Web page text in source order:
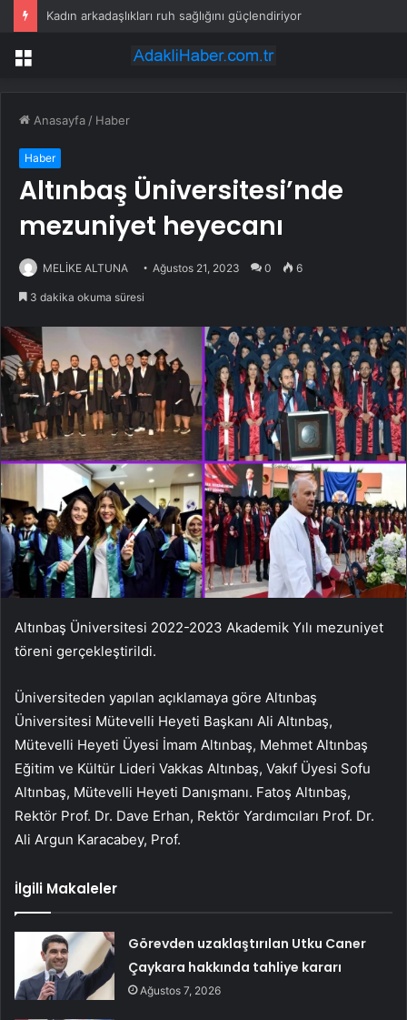
Kadın arkadaşlıkları ruh sağlığını güçlendiriyor
Menü
Anasayfa / Haber
Haber
Altınbaş Üniversitesi’nde
mezuniyet heyecanı
MELİKE ALTUNA Ağustos 21, 2023 0 6
3 dakika okuma süresi
Altınbaş Üniversitesi 2022-2023 Akademik Yılı mezuniyet
töreni gerçekleştirildi.
Üniversiteden yapılan açıklamaya göre Altınbaş
Üniversitesi Mütevelli Heyeti Başkanı Ali Altınbaş,
Mütevelli Heyeti Üyesi İmam Altınbaş, Mehmet Altınbaş
Eğitim ve Kültür Lideri Vakkas Altınbaş, Vakıf Üyesi Sofu
Altınbaş, Mütevelli Heyeti Danışmanı. Fatoş Altınbaş,
Rektör Prof. Dr. Dave Erhan, Rektör Yardımcıları Prof. Dr.
Ali Argun Karacabey, Prof.
İlgili Makaleler
Görevden uzaklaştırılan Utku Caner
Çaykara hakkında tahliye kararı
Ağustos 7, 2026